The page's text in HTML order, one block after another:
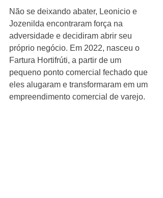
Não se deixando abater, Leonicio e
Jozenilda encontraram força na
adversidade e decidiram abrir seu
próprio negócio. Em 2022, nasceu o
Fartura Hortifrúti, a partir de um
pequeno ponto comercial fechado que
eles alugaram e transformaram em um
empreendimento comercial de varejo.